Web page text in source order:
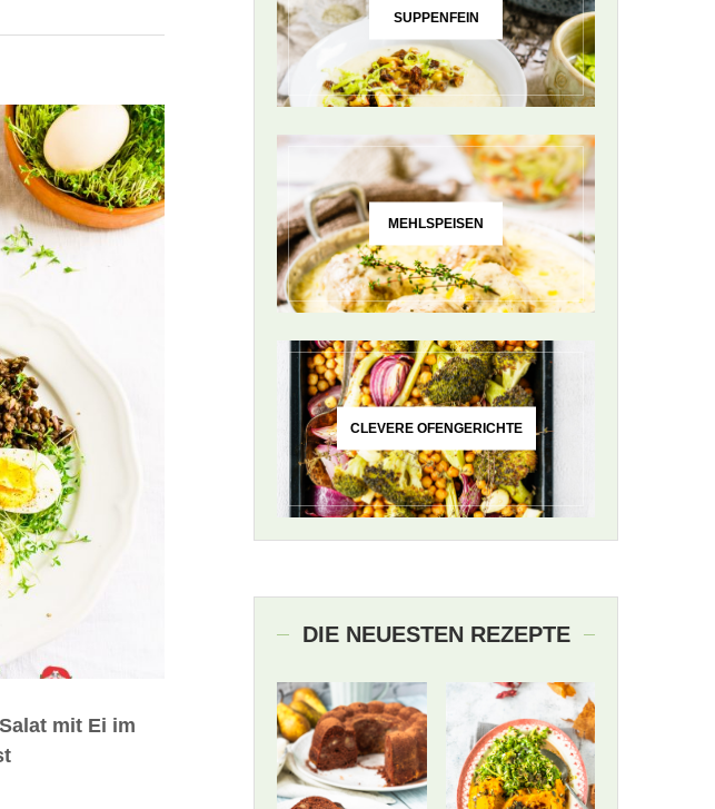
mit Ei im
SUPPENFEIN
MEHLSPEISEN
CLEVERE OFENGERICHTE
DIE NEUESTEN REZEPTE